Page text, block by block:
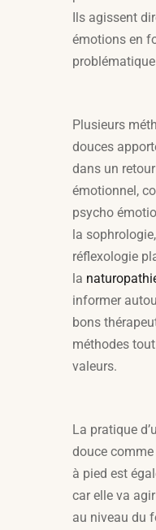
Ils agissent
émotions en
Plusieurs
douces
dans un
émotionnel,
psycho
la
réflexologie
la
informer
bons
méthodes
valeurs.
La pratique
douce
à pied est
car elle va
au niveau du